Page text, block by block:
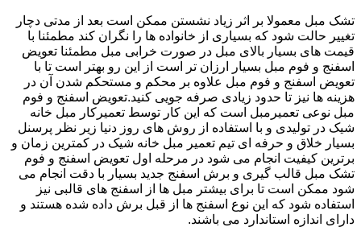
تشک مبل معمولا بر اثر زیاد نشستن ممکن است بعد از مدتی دچار
تغییر حالت شود که بسیاری از خانواده ها را نگران کند مطمئنا با
قیمت های بسیار بالای مبل در صورت خرابی مبل مطمئنا تعویض
اسفنج و فوم مبل بسیار ارزان تر است از این رو بهتر است تا با
تعویض اسفنج و فوم مبل علاوه بر محکم و مستحکم شدن آن در
هزینه ها نیز تا حدود زیادی صرفه جویی کنید.تعویض اسفنج و فوم
مبل نوعی تعمیرمبل است که این کار توسط تعمیرکار مبل خانه
شیک در تولیدی و با استفاده از روش های روز دنیا زیر نظر پرسنل
بسیار خلاق و حرفه ای تیم تعمیر مبل خانه شیک در کمترین زمان و
برترین کیفیت انجام می شود در مرحله اول تعویض اسفنج و فوم
تشک مبل قالب گیری و برش اسفنج جدید بسیار با دقت انجام می
شود ممکن است تا برای بیشتر مبل ها از اسفنج های قالبی نیز
استفاده شود که این نوع اسفنج ها از قبل برش داده شده هستند و
دارای اندازه استاندارد می باشند.